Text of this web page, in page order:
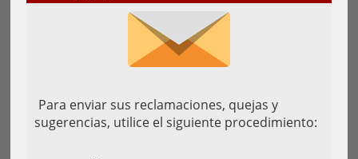
Para enviar sus reclamaciones, quejas y
sugerencias, utilice el siguiente procedimiento: